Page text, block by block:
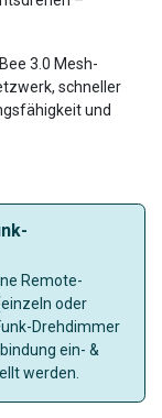
3.0 Mesh-
schneller
und
Remote-
oder
Drehdimmer
ein- &
werden.